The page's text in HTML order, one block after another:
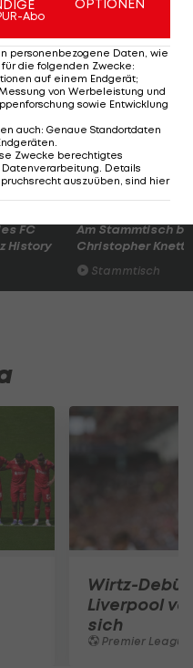
UEFA-Boss
Ceferin:
Liverpool
wird
Meister
Premier League
FC
History
Am Stammtisch
Christopher Knett
Stammtisch
Wirtz-Debüt
Liverpool
sich
Premier League
Abo
OPTIONEN
personenbezogene Daten, wie
die folgenden Zwecke:
auf einem Endgerät;
von Werbeleistung und
sowie Entwicklung
auch: Genaue Standortdaten
.
Zwecke berechtigtes
Details
auszuüben, sind hier